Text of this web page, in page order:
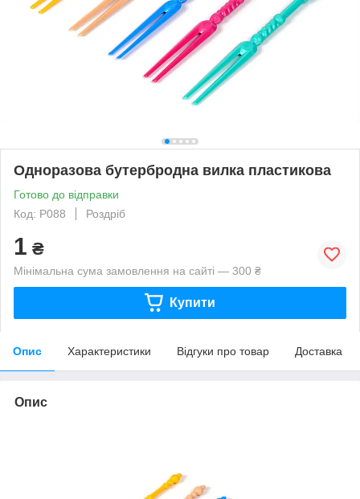
Одноразова бутербродна вилка пластикова
Готово до відправки
Код: P088
Роздріб
1 ₴
Мінімальна сума замовлення на сайті — 300 ₴
Купити
Опис Характеристики Відгуки про товар Доставка
Опис